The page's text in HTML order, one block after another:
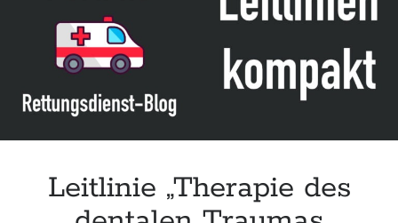
acute respiratory failure“ der Polish Society of Anaesthesiology and
Intensive Therapy
Leitlinie „Management of Hypercalcaemia in Adult Patients in the
Emergency Department“ der IAEM
Leitlinie „Behavioural Emergencies in Emergency Departments“ der IFEM
Leitlinie „Management of Acute Upper Gastrointestinal Bleeding in the
Emergency Department“ der IAEM
Leitlinie „Therapie des